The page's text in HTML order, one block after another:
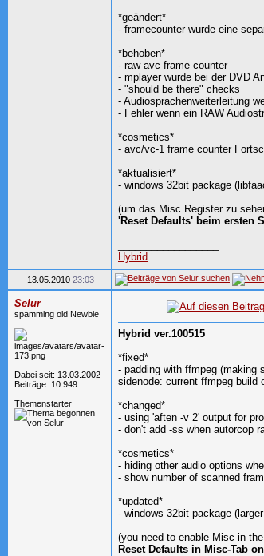
*geändert*
- framecounter wurde eine
*behoben*
- raw avc frame counter
- mplayer wurde bei der DVD
- "should be there" checks
- Audiosprachenweiterleitung
- Fehler wenn ein RAW
*cosmetics*
- avc/vc-1 frame counter
*aktualisiert*
- windows 32bit package
(um das Misc Register zu
'Reset Defaults' beim ersten
Hybrid
13.05.2010 23:03
Selur
spamming old Newbie
Dabei seit: 13.03.2002
Beiträge: 10.949
Themenstarter
Hybrid ver.100515
*fixed*
- padding with ffmpeg (making
sidenode: current ffmpeg build
*changed*
- using 'aften -v 2' output for
- don't add -ss when autorcop
*cosmetics*
- hiding other audio options
- show number of scanned
*updated*
- windows 32bit package
(you need to enable Misc in
Reset Defaults in Misc-Tab